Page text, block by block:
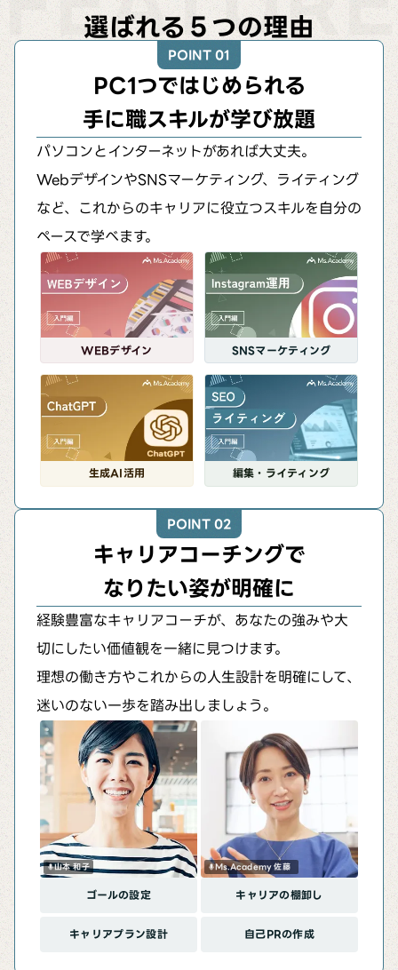
選ばれる５つの理由
POINT 01
PC1つではじめられる
手に職スキルが学び放題
パソコンとインターネットがあれば大丈夫。
WebデザインやSNSマーケティング、ライティング
など、これからのキャリアに役立つスキルを自分の
ペースで学べます。
WEBデザイン SNSマーケティング
生成AI活用 編集・ライティング
POINT 02
キャリアコーチングで
なりたい姿が明確に
経験豊富なキャリアコーチが、あなたの強みや大
切にしたい価値観を一緒に見つけます。
理想の働き方やこれからの人生設計を明確にして、
迷いのない一歩を踏み出しましょう。
山本 和子 Ms.Academy 佐藤
ゴールの設定 キャリアの棚卸し
キャリアプラン設計 自己PRの作成